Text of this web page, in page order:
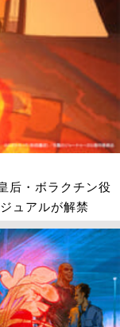
后・ボラクチン役
ュアルが解禁